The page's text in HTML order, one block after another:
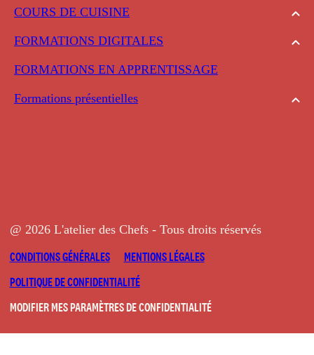
COURS DE CUISINE
FORMATIONS DIGITALES
FORMATIONS EN APPRENTISSAGE
Formations présentielles
@ 2026 L'atelier des Chefs - Tous droits réservés
CONDITIONS GÉNÉRALES
MENTIONS LÉGALES
POLITIQUE DE CONFIDENTIALITÉ
MODIFIER MES PARAMÈTRES DE CONFIDENTIALITÉ